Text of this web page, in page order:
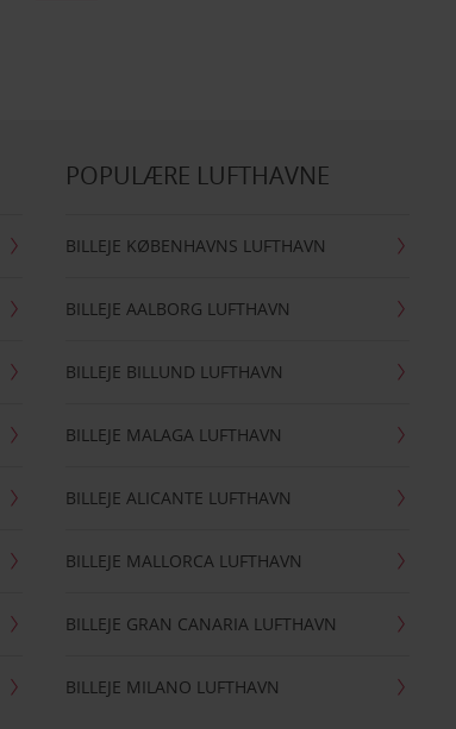
POPULÆRE LUFTHAVNE
BILLEJE KØBENHAVNS LUFTHAVN
BILLEJE AALBORG LUFTHAVN
BILLEJE BILLUND LUFTHAVN
BILLEJE MALAGA LUFTHAVN
BILLEJE ALICANTE LUFTHAVN
BILLEJE MALLORCA LUFTHAVN
BILLEJE GRAN CANARIA LUFTHAVN
BILLEJE MILANO LUFTHAVN